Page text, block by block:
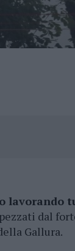
lavorando
dal
Gallura.